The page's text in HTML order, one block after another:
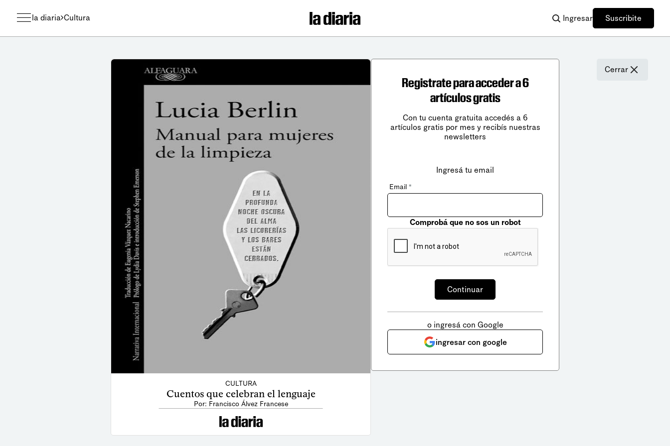
la diaria Cultura Ingresar Suscribite
CULTURA
Cuentos que celebran el lenguaje
Por: Francisco Álvez Francese
Cerrar
Registrate para acceder a 6
artículos gratis
Con tu cuenta gratuita accedés a 6
artículos gratis por mes y recibís nuestras
newsletters
Ingresá tu email
Email *
Comprobá que no sos un robot
o ingresá con Google
ingresar con google